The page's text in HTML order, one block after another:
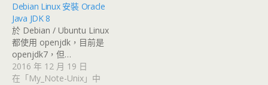
Debian Linux 安裝 Oracle
Java JDK 8
於 Debian / Ubuntu Linux
都使用 openjdk，目前是
openjdk7，但…
2016 年 12 月 19 日
在「My_Note-Unix」中